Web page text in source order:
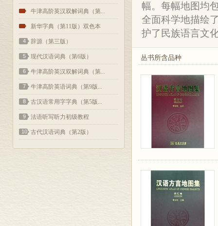
2 牛津高阶英汉双解词典（第...
3 新华字典（第11版）双色本
4 辞源（第三版）
5 现代汉语词典（第6版）
6 牛津高阶英汉双解词典（第...
7 牛津高阶英语词典（第9版...
8 古汉语常用字字典（第5版...
9 法语听写听力初级教程
10 古代汉语词典（第2版）
幅。每幅地图均
全面科学地描绘
护了民族语言文
丛书所含品种